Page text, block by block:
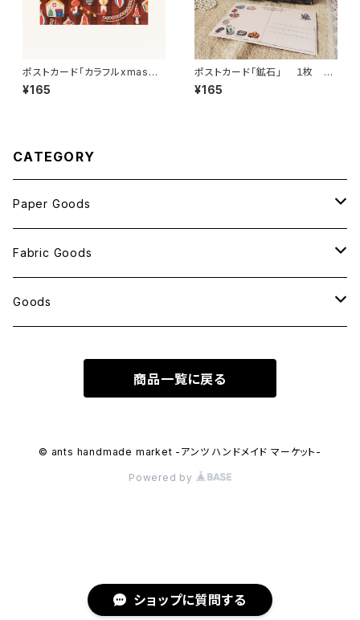
ショップに質問する
ポストカード「カラフルxmas
赤」 １枚 ant!ant!!ant!!!
¥165
ポストカード「鉱石」 １枚 an
t!ant!!ant!!!
¥165
CATEGORY
Paper Goods
おしゃれ紙
ポストカード
レターセット
シール・ステッカー
Fabric Goods
ポーチ
Goods
クリアファイル
アクリルキーホルダー
商品一覧に戻る
© ants handmade market -アンツ ハンドメイド マーケット-
Powered by